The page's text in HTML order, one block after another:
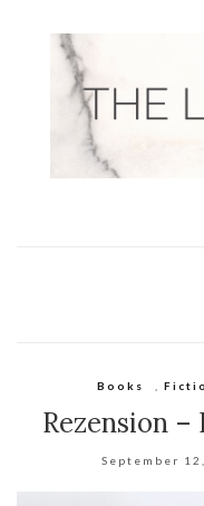
Books
Rezension
September